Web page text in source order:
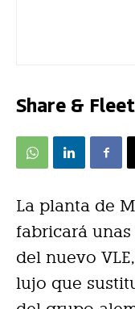
Share & Fleet
La planta de
fabricará unas
del nuevo
lujo que